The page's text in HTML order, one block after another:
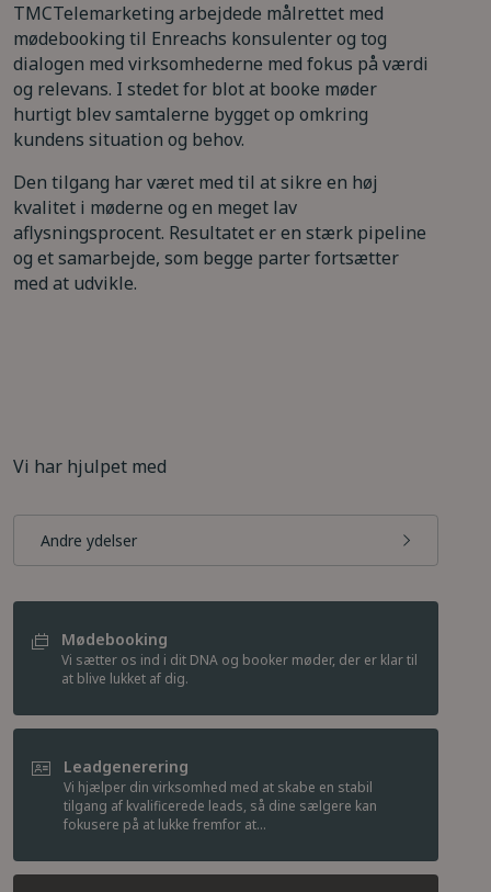
TMCTelemarketing arbejdede målrettet med
mødebooking til Enreachs konsulenter og tog
dialogen med virksomhederne med fokus på værdi
og relevans. I stedet for blot at booke møder
hurtigt blev samtalerne bygget op omkring
kundens situation og behov.
Den tilgang har været med til at sikre en høj
kvalitet i møderne og en meget lav
aflysningsprocent. Resultatet er en stærk pipeline
og et samarbejde, som begge parter fortsætter
med at udvikle.
Vi har hjulpet med
Andre ydelser
Mødebooking
Vi sætter os ind i dit DNA og booker møder, der er klar til
at blive lukket af dig.
Leadgenerering
Vi hjælper din virksomhed med at skabe en stabil
tilgang af kvalificerede leads, så dine sælgere kan
fokusere på at lukke fremfor at...